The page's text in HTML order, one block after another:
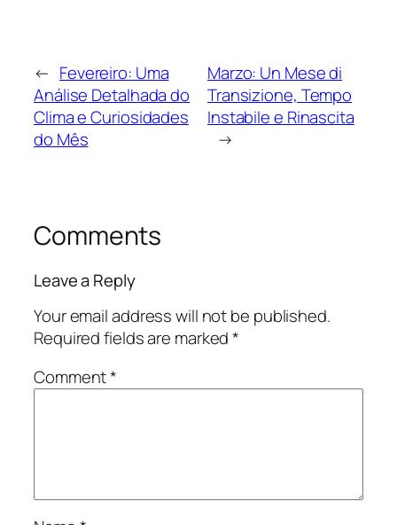
← Fevereiro: Uma
Análise Detalhada do
Clima e Curiosidades
do Mês
Marzo: Un Mese di
Transizione, Tempo
Instabile e Rinascita
→
Comments
Leave a Reply
Your email address will not be published.
Required fields are marked*
Comment*